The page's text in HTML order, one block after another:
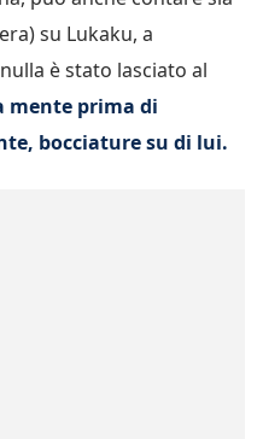
su Lukaku, a
è stato lasciato al
mente prima di
bocciature su di lui.